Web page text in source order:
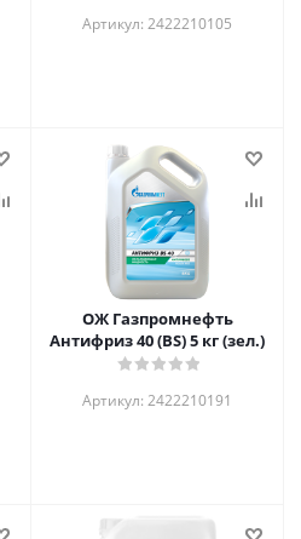
Артикул: 2422210105
ОЖ Газпромнефть
Антифриз 40 (BS) 5 кг (зел.)
Артикул: 2422210191